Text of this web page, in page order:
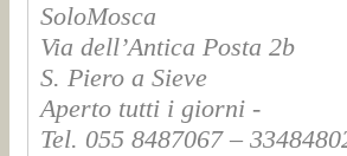
SoloMosca
Via dell’Antica Posta 2b
S. Piero a Sieve
Aperto tutti i giorni -
Tel. 055 8487067 –